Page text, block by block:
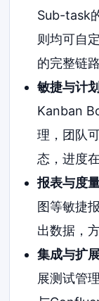
Sub-task
则均可自
的完整链路
敏捷与计
Kanban
理，团队
态，进度
报表与度
图等敏捷
出数据，
集成与扩
展测试管